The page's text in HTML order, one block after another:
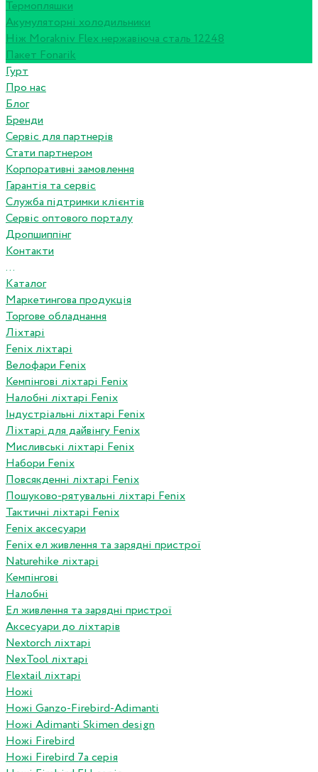
Термопляшки
Акумуляторні холодильники
Ніж Morakniv Flex нержавіюча сталь 12248
Пакет Fonarik
Гурт
Про нас
Блог
Бренди
Сервіс для партнерів
Стати партнером
Корпоративні замовлення
Гарантія та сервіс
Служба підтримки клієнтів
Сервіс оптового порталу
Дропшиппінг
Контакти
...
Каталог
Маркетингова продукція
Торгове обладнання
Ліхтарі
Fenix ліхтарі
Велофари Fenix
Кемпінгові ліхтарі Fenix
Налобні ліхтарі Fenix
Індустріальні ліхтарі Fenix
Ліхтарі для дайвінгу Fenix
Мисливські ліхтарі Fenix
Набори Fenix
Повсякденні ліхтарі Fenix
Пошуково-рятувальні ліхтарі Fenix
Тактичні ліхтарі Fenix
Fenix аксесуари
Fenix ел живлення та зарядні пристрої
Naturehike ліхтарі
Кемпінгові
Налобні
Ел живлення та зарядні пристрої
Аксесуари до ліхтарів
Nextorch ліхтарі
NexTool ліхтарі
Flextail ліхтарі
Ножі
Ножі Ganzo-Firebird-Adimanti
Ножі Adimanti Skimen design
Ножі Firebird
Ножі Firebird 7а серія